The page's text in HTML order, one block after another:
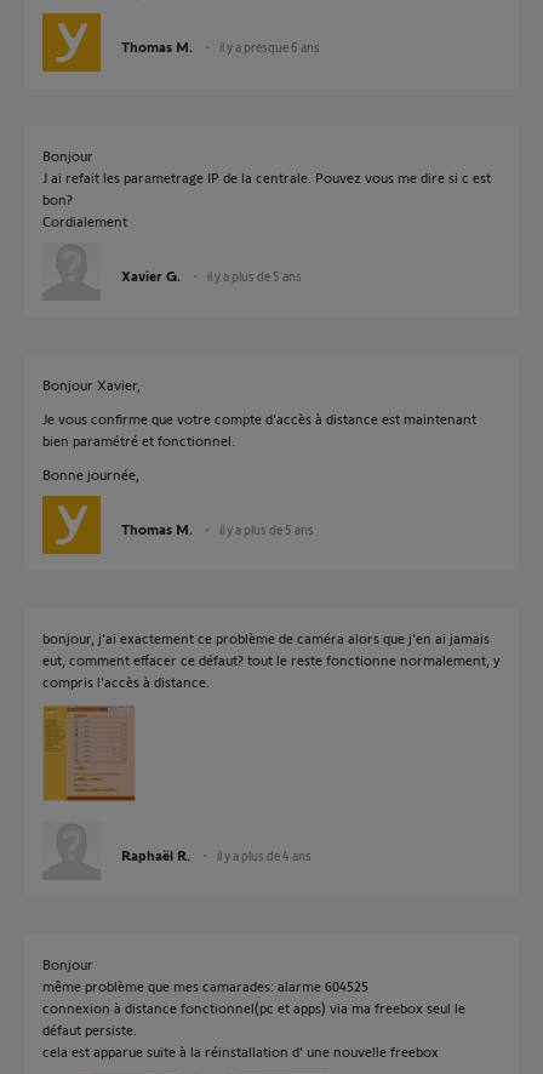
Thomas M. il y a presque 6 ans
Bonjour
J ai refait les parametrage IP de la centrale. Pouvez vous me dire si c est
bon?
Cordialement
Xavier G. il y a plus de 5 ans
Bonjour Xavier,
Je vous confirme que votre compte d'accès à distance est maintenant
bien paramétré et fonctionnel.
Bonne journée,
Thomas M. il y a plus de 5 ans
bonjour, j'ai exactement ce problème de caméra alors que j'en ai jamais
eut, comment effacer ce défaut? tout le reste fonctionne normalement, y
compris l'accès à distance.
Raphaël R. il y a plus de 4 ans
Bonjour
même problème que mes camarades: alarme 604525
connexion à distance fonctionnel(pc et apps) via ma freebox seul le
défaut persiste.
cela est apparue suite à la réinstallation d' une nouvelle freebox